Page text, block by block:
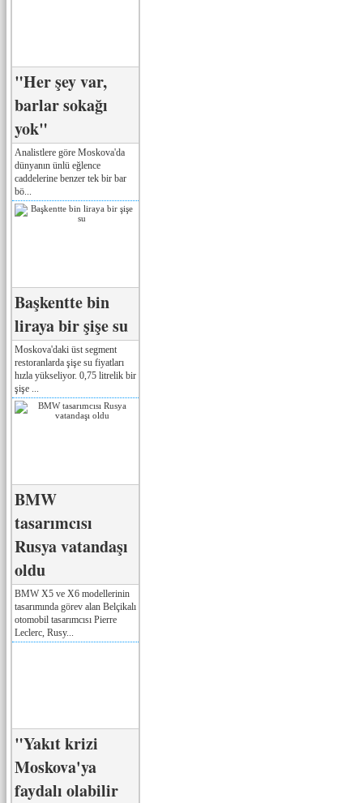
"Her şey var,
barlar sokağı
yok"
Analistlere göre Moskova'da
dünyanın ünlü eğlence
caddelerine benzer tek bir bar
bö...
Başkentte bin
liraya bir şişe su
Moskova'daki üst segment
restoranlarda şişe su fiyatları
hızla yükseliyor. 0,75 litrelik bir
şişe ...
BMW
tasarımcısı
Rusya vatandaşı
oldu
BMW X5 ve X6 modellerinin
tasarımında görev alan Belçikalı
otomobil tasarımcısı Pierre
Leclerc, Rusy...
"Yakıt krizi
Moskova'ya
faydalı olabilir